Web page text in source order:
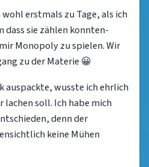
erstmals zu Tage, als ich
dass sie zählen konnten-
Monopoly zu spielen. Wir
zu der Materie 😀
auspackte, wusste ich ehrlich
soll. Ich habe mich
denn der
keine Mühen